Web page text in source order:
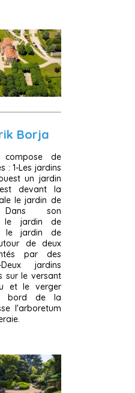
Borja
de
: 1-Les jardins
un jardin
devant la
le jardin de
Dans son
le jardin de
le jardin de
de deux
par des
jardins
sur le versant
et le verger
bord de la
l'arboretum